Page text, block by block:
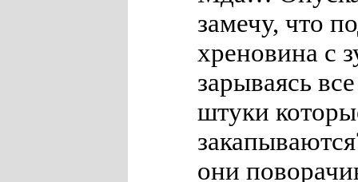
замечу, что
хреновина с
зарываясь
штуки
они